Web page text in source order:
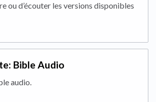
ou d’écouter les versions disponibles
Bible Audio
audio.